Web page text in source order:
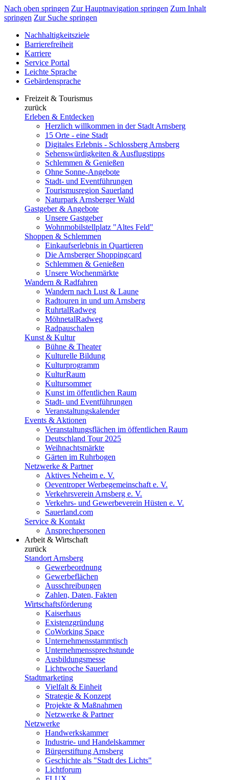
Nach oben springen Zur Hauptnavigation springen Zum Inhalt
springen Zur Suche springen
Nachhaltigkeitsziele
Barrierefreiheit
Karriere
Service Portal
Leichte Sprache
Gebärdensprache
Freizeit & Tourismus
zurück
Erleben & Entdecken
Herzlich willkommen in der Stadt Arnsberg
15 Orte - eine Stadt
Digitales Erlebnis - Schlossberg Arnsberg
Sehenswürdigkeiten & Ausflugstipps
Schlemmen & Genießen
Ohne Sonne-Angebote
Stadt- und Eventführungen
Tourismusregion Sauerland
Naturpark Arnsberger Wald
Gastgeber & Angebote
Unsere Gastgeber
Wohnmobilstellplatz "Altes Feld"
Shoppen & Schlemmen
Einkaufserlebnis in Quartieren
Die Arnsberger Shoppingcard
Schlemmen & Genießen
Unsere Wochenmärkte
Wandern & Radfahren
Wandern nach Lust & Laune
Radtouren in und um Arnsberg
RuhrtalRadweg
MöhnetalRadweg
Radpauschalen
Kunst & Kultur
Bühne & Theater
Kulturelle Bildung
Kulturprogramm
KulturRaum
Kultursommer
Kunst im öffentlichen Raum
Stadt- und Eventführungen
Veranstaltungskalender
Events & Aktionen
Veranstaltungsflächen im öffentlichen Raum
Deutschland Tour 2025
Weihnachtsmärkte
Gärten im Ruhrbogen
Netzwerke & Partner
Aktives Neheim e. V.
Oeventroper Werbegemeinschaft e. V.
Verkehrsverein Arnsberg e. V.
Verkehrs- und Gewerbeverein Hüsten e. V.
Sauerland.com
Service & Kontakt
Ansprechpersonen
Arbeit & Wirtschaft
zurück
Standort Arnsberg
Gewerbeordnung
Gewerbeflächen
Ausschreibungen
Zahlen, Daten, Fakten
Wirtschaftsförderung
Kaiserhaus
Existenzgründung
CoWorking Space
Unternehmensstammtisch
Unternehmenssprechstunde
Ausbildungsmesse
Lichtwoche Sauerland
Stadtmarketing
Vielfalt & Einheit
Strategie & Konzept
Projekte & Maßnahmen
Netzwerke & Partner
Netzwerke
Handwerkskammer
Industrie- und Handelskammer
Bürgerstiftung Arnsberg
Geschichte als "Stadt des Lichts"
Lichtforum